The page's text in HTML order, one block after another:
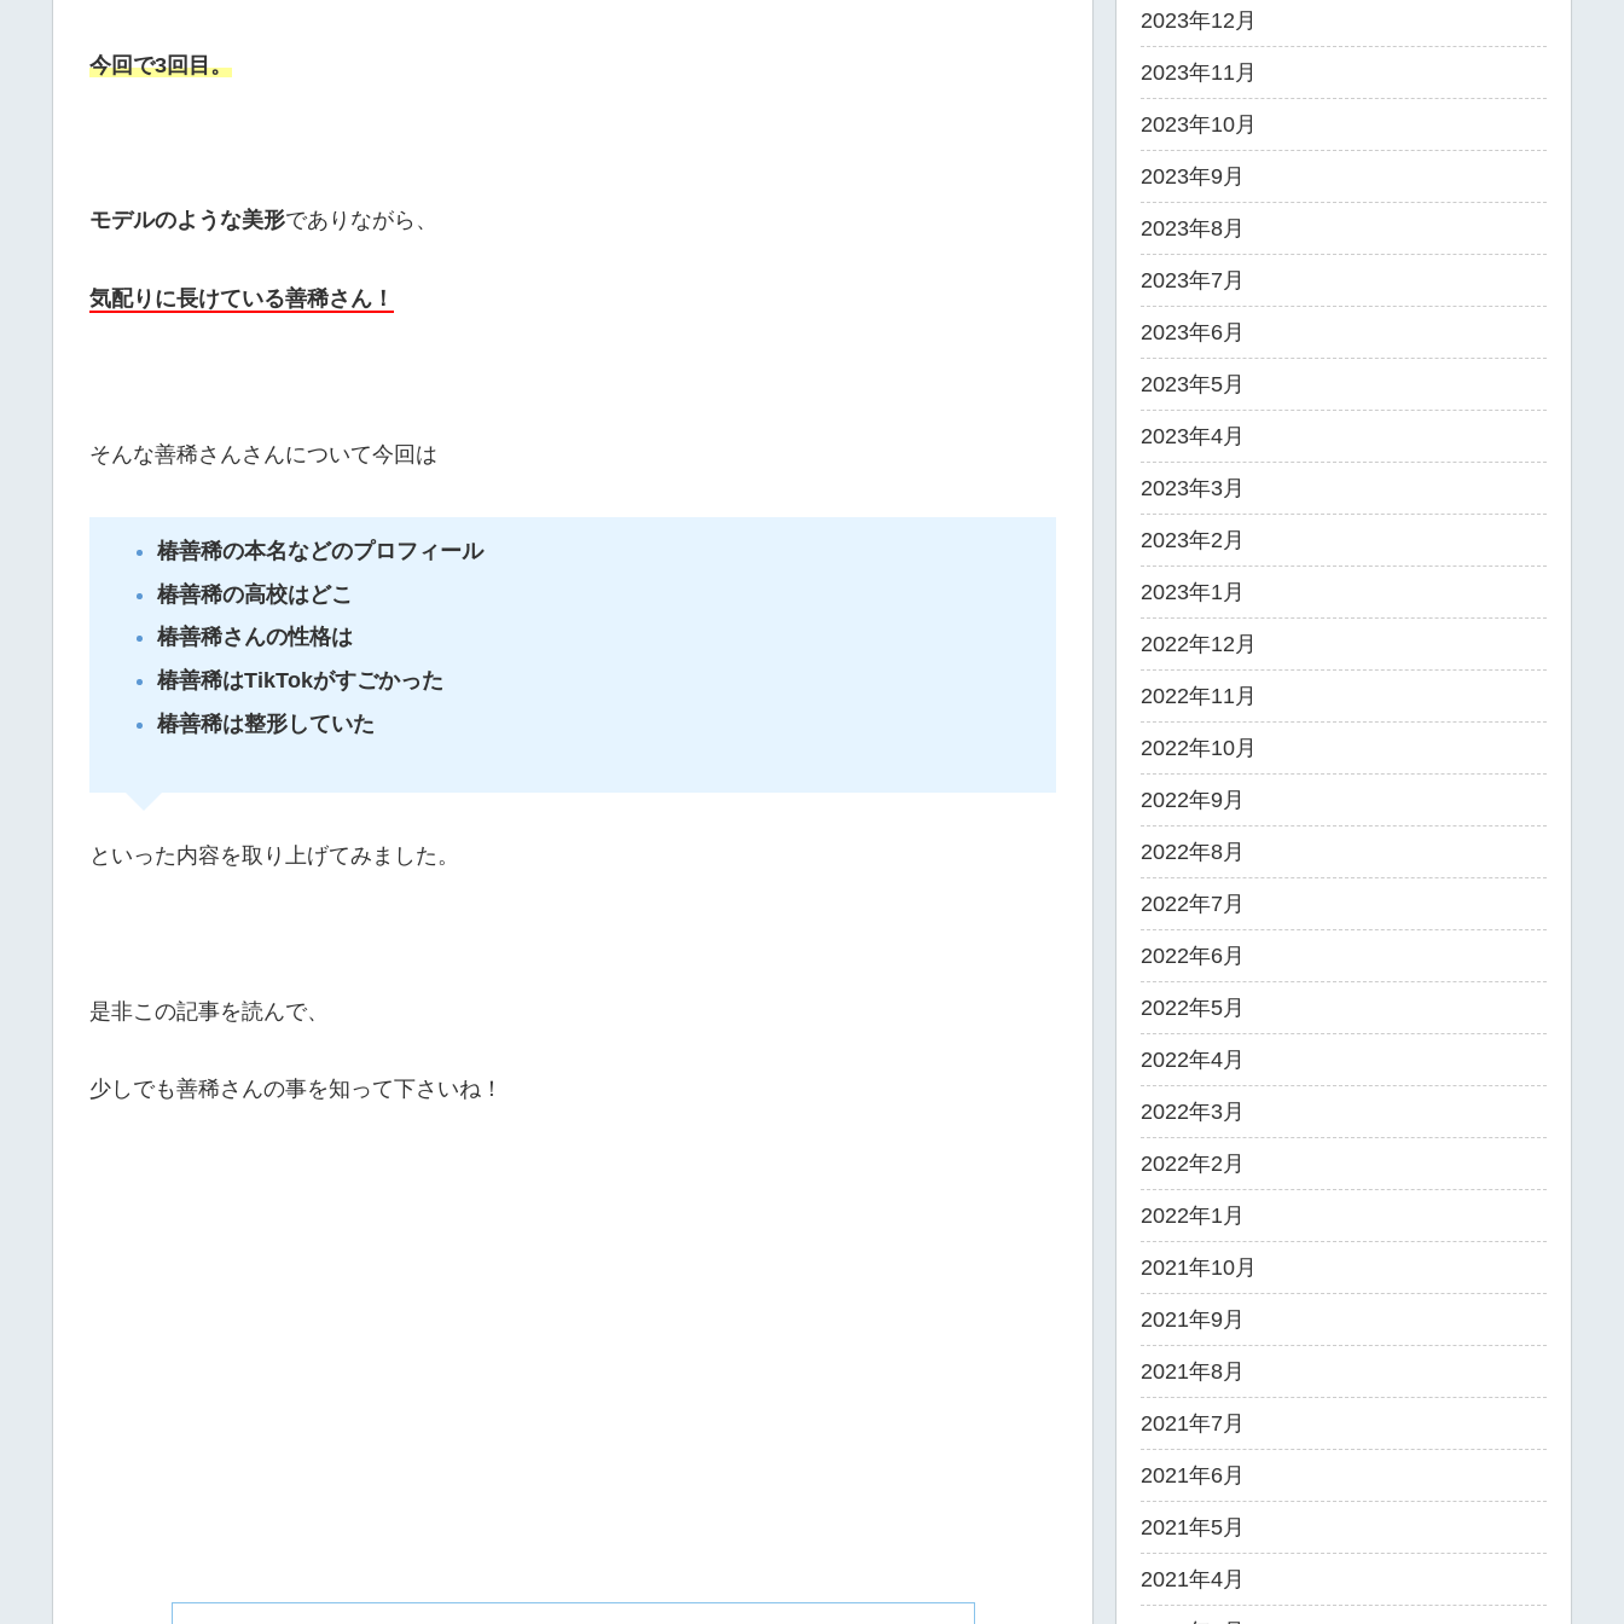
今回で3回目。
モデルのような美形でありながら、
気配りに長けている善稀さん！
そんな善稀さんさんについて今回は
椿善稀の本名などのプロフィール
椿善稀の高校はどこ
椿善稀さんの性格は
椿善稀はTikTokがすごかった
椿善稀は整形していた
といった内容を取り上げてみました。
是非この記事を読んで、
少しでも善稀さんの事を知って下さいね！
2023年12月
2023年11月
2023年10月
2023年9月
2023年8月
2023年7月
2023年6月
2023年5月
2023年4月
2023年3月
2023年2月
2023年1月
2022年12月
2022年11月
2022年10月
2022年9月
2022年8月
2022年7月
2022年6月
2022年5月
2022年4月
2022年3月
2022年2月
2022年1月
2021年10月
2021年9月
2021年8月
2021年7月
2021年6月
2021年5月
2021年4月